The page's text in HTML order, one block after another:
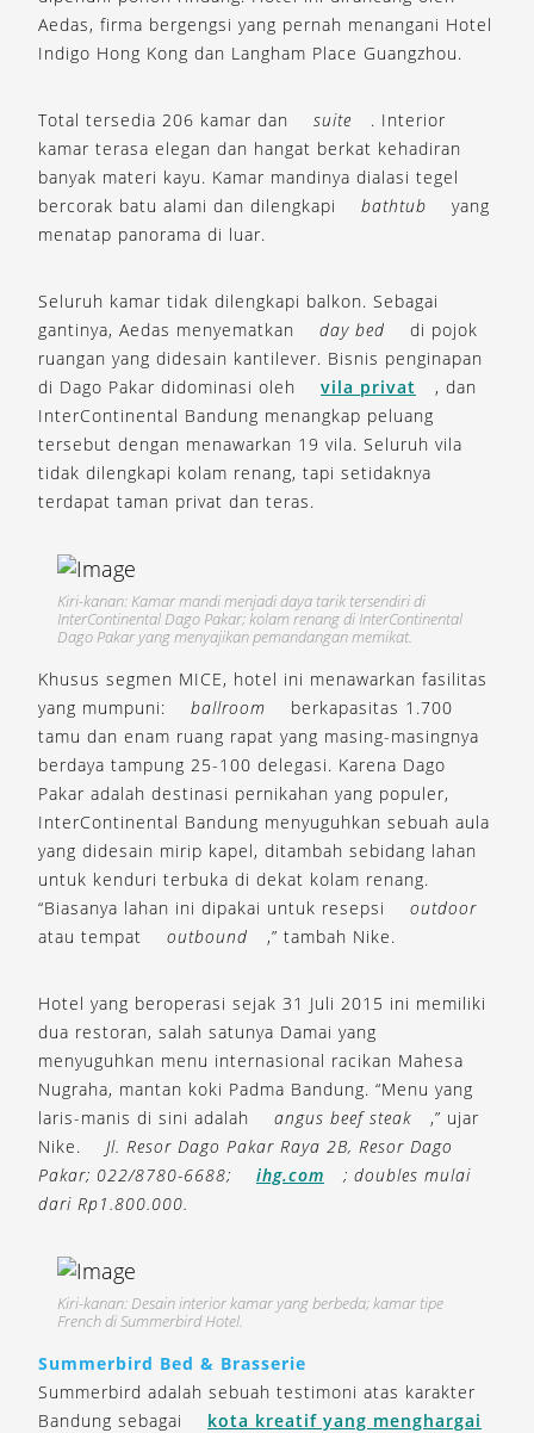
Aedas, firma bergengsi yang pernah menangani Hotel
Indigo Hong Kong dan Langham Place Guangzhou.
Total tersedia 206 kamar dan suite
. Interior
kamar terasa elegan dan hangat berkat kehadiran
banyak materi kayu. Kamar mandinya dialasi tegel
bercorak batu alami dan dilengkapi
bathtub
yang
menatap panorama di luar.
Seluruh kamar tidak dilengkapi balkon. Sebagai
gantinya, Aedas menyematkan
day bed
di pojok
ruangan yang didesain kantilever. Bisnis penginapan
di Dago Pakar didominasi oleh
vila privat
, dan
InterContinental Bandung menangkap peluang
tersebut dengan menawarkan 19 vila. Seluruh vila
tidak dilengkapi kolam renang, tapi setidaknya
terdapat taman privat dan teras.
Kiri-kanan: Kamar mandi menjadi daya tarik tersendiri di
InterContinental Dago Pakar; kolam renang di InterContinental
Dago Pakar yang menyajikan pemandangan memikat.
Khusus segmen MICE, hotel ini menawarkan fasilitas
yang mumpuni:
ballroom
berkapasitas 1.700
tamu dan enam ruang rapat yang masing-masingnya
berdaya tampung 25-100 delegasi. Karena Dago
Pakar adalah destinasi pernikahan yang populer,
InterContinental Bandung menyuguhkan sebuah aula
yang didesain mirip kapel, ditambah sebidang lahan
untuk kenduri terbuka di dekat kolam renang.
“Biasanya lahan ini dipakai untuk resepsi
outdoor
atau tempat
outbound ,” tambah Nike.
Hotel yang beroperasi sejak 31 Juli 2015 ini memiliki
dua restoran, salah satunya Damai yang
menyuguhkan menu internasional racikan Mahesa
Nugraha, mantan koki Padma Bandung. “Menu yang
laris-manis di sini adalah
angus beef steak
,” ujar
Nike.
Jl. Resor Dago Pakar Raya 2B, Resor Dago
Pakar; 022/8780-6688;
ihg.com
; doubles mulai
dari Rp1.800.000.
Kiri-kanan: Desain interior kamar yang berbeda; kamar tipe
French di Summerbird Hotel.
Summerbird Bed & Brasserie
Summerbird adalah sebuah testimoni atas karakter
Bandung sebagai
kota kreatif yang menghargai